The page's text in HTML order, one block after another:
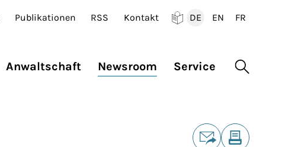
Publikationen RSS Kontakt
DE
EN
FR
Anwaltschaft Newsroom Service Suche